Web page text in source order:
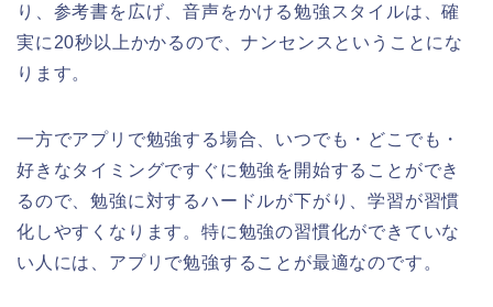
り、参考書を広げ、音声をかける勉強スタイルは、確
実に20秒以上かかるので、ナンセンスということにな
ります。
一方でアプリで勉強する場合、いつでも・どこでも・
好きなタイミングですぐに勉強を開始することができ
るので、勉強に対するハードルが下がり、学習が習慣
化しやすくなります。特に勉強の習慣化ができていな
い人には、アプリで勉強することが最適なのです。